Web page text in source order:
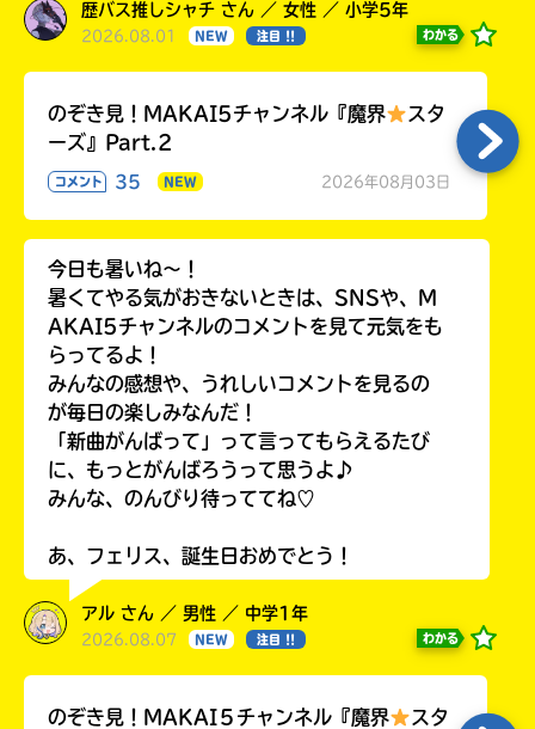
歴バス推しシャチ さん ／ 女性 ／ 小学5年
2026.08.01 NEW 注目 !! わかる
のぞき見！MAKAI5チャンネル『魔界
スタ
ーズ』Part.2
コメント 35 NEW 2026年08月03日
今日も暑いね〜！
暑くてやる気がおきないときは、SNSや、M
AKAI5チャンネルのコメントを見て元気をも
らってるよ！
みんなの感想や、うれしいコメントを見るの
が毎日の楽しみなんだ！
「新曲がんばって」って言ってもらえるたび
に、もっとがんばろうって思うよ♪
みんな、のんびり待っててね♡
あ、フェリス、誕生日おめでとう！
アル さん ／ 男性 ／ 中学1年
2026.08.07 NEW 注目 !! わかる
のぞき見！MAKAI５チャンネル『魔界
スタ